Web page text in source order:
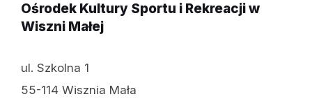
Ośrodek Kultury Sportu i Rekreacji w
Wiszni Małej
ul. Szkolna 1
55-114 Wisznia Mała